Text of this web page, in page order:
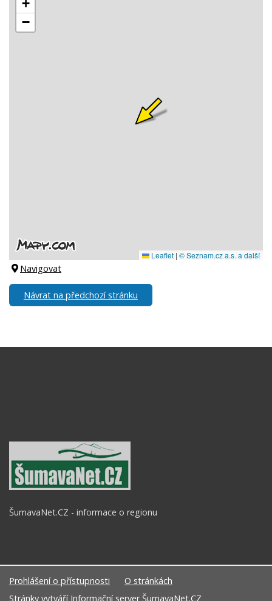
Navigovat
Návrat na předchozí stránku
ŠumavaNet.CZ - informace o regionu
Prohlášení o přístupnosti
O stránkách
Stránky vytváří Informační server ŠumavaNet.CZ